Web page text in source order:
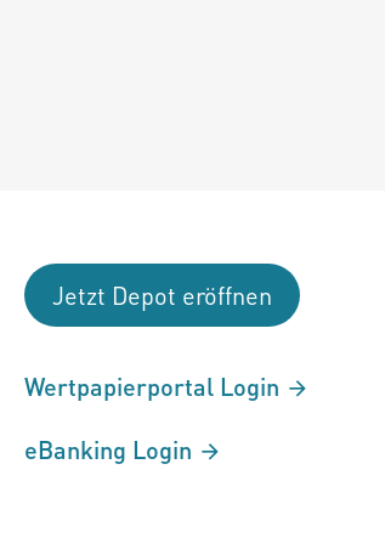
Jetzt Depot eröffnen
Wertpapierportal Login
eBanking Login